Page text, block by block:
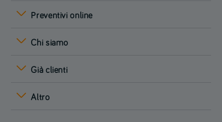
Preventivi online
Chi siamo
Già clienti
Altro